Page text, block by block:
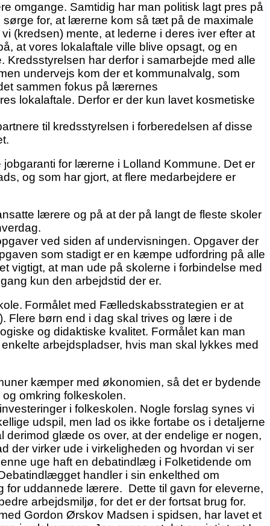
omgange. Samtidig har man politisk lagt pres på
for, at lærerne kom så tæt på de maximale
(kredsen) mente, at lederne i deres iver efter at
at vores lokalaftale ville blive opsagt, og en
har derfor i samarbejde med alle
undervejs kom der et kommunalvalg, som
sammen fokus på lærernes
lokalaftale. Derfor er der kun lavet kosmetiske
til kredsstyrelsen i forberedelsen af disse
for lærerne i Lolland Kommune. Det er
og som har gjort, at flere medarbejdere er
lærere og på at der på langt de fleste skoler
ved siden af undervisningen. Opgaver der
som stadigt er en kæmpe udfordring på alle
vigtigt, at man ude på skolerne i forbindelse med
kun den arbejdstid der er.
Formålet med Fælledskabsstrategien er at
Flere børn end i dag skal trives og lære i de
og didaktiske kvalitet. Formålet kan man
arbejdspladser, hvis man skal lykkes med
kæmper med økonomien, så det er bydende
omkring folkeskolen.
i folkeskolen. Nogle forslag synes vi
udspil, men lad os ikke fortabe os i detaljerne
derimod glæde os over, at der endelige er nogen,
der virker ude i virkeligheden og hvordan vi ser
uge haft en debatindlæg i Folketidende om
handler i sin enkelthed om
for uddannede lærere. Dette til gavn for eleverne,
arbejdsmiljø, for det er der fortsat brug for.
Gordon Ørskov Madsen i spidsen, har lavet et